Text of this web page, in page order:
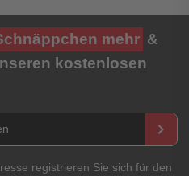
mehr &
kostenlosen
keyboard_arrow_right
registrieren Sie sich für den